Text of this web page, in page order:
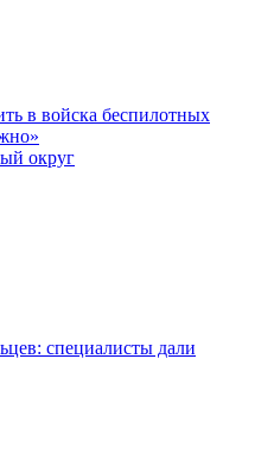
в войска беспилотных
округ
специалисты дали